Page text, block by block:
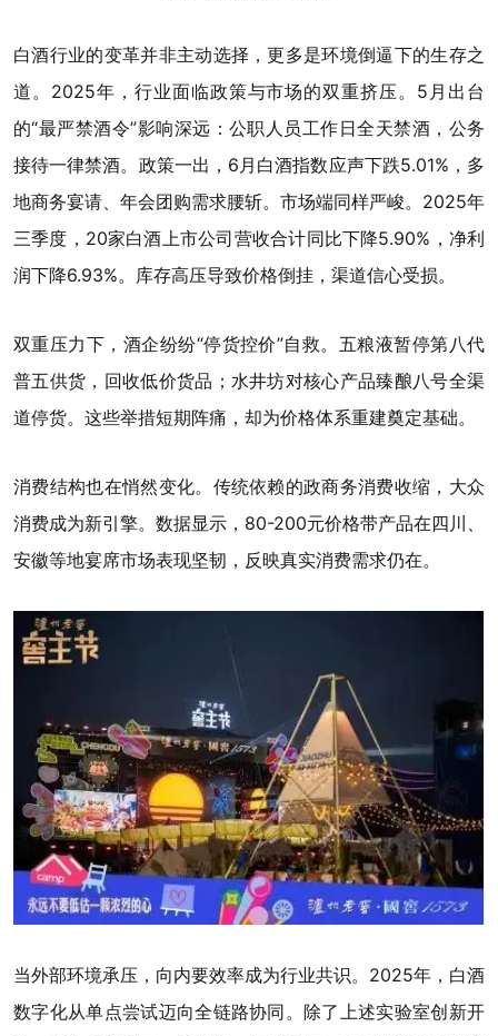
白酒行业的变革并非主动选择，更多是环境倒逼下的生存之
道。2025年，行业面临政策与市场的双重挤压。5月出台
的“最严禁酒令”影响深远：公职人员工作日全天禁酒，公务
接待一律禁酒。政策一出，6月白酒指数应声下跌5.01%，多
地商务宴请、年会团购需求腰斩。市场端同样严峻。2025年
三季度，20家白酒上市公司营收合计同比下降5.90%，净利
润下降6.93%。库存高压导致价格倒挂，渠道信心受损。
双重压力下，酒企纷纷“停货控价”自救。五粮液暂停第八代
普五供货，回收低价货品；水井坊对核心产品臻酿八号全渠
道停货。这些举措短期阵痛，却为价格体系重建奠定基础。
消费结构也在悄然变化。传统依赖的政商务消费收缩，大众
消费成为新引擎。数据显示，80-200元价格带产品在四川、
安徽等地宴席市场表现坚韧，反映真实消费需求仍在。
当外部环境承压，向内要效率成为行业共识。2025年，白酒
数字化从单点尝试迈向全链路协同。除了上述实验室创新开